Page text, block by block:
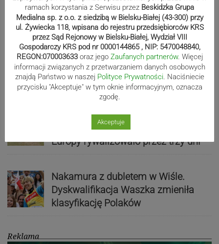
punkty. Liderzy mistrzostw
wystartują w Rajdzie Rzeszowskim
80-lecie Soły Kobiernice. Będzie się
działo! SZCZEGÓŁOWY PROGRAM
Kaniów stolicą europejskiego kajak
polo. Kilkadziesiąt drużyn z całej
Europy rywalizowało przez trzy dni
Nakamura z dubletem w Wiśle.
Dyskwalifikacja Waszka zmieniła
klasyfikację Polaków
Reklama
ramach korzystania z Serwisu przez Beskidzka Grupa
Medialna sp. z o.o. z siedzibą w Bielsku-Białej (43-300) przy
ul. Żywiecka 118, wpisana do rejestru przedsiębiorców KRS
przez Sąd Rejonowy w Bielsku-Białej, Wydział VIII
Gospodarczy KRS pod nr 0000144865 , NIP: 5470048840,
REGON:070003633 oraz jego Zaufanych partnerów. Więcej
informacji związanych z przetwarzaniem danych osobowych
znajdą Państwo w naszej Polityce Prywatności. Naciśniecie
przycisku "Akceptuje" w tym oknie informacyjnym, oznacza
zgodę.
Akceptuje